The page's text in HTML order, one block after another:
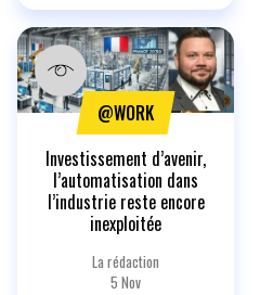
@WORK
Investissement d’avenir,
l’automatisation dans
l’industrie reste encore
inexploitée
La rédaction
5 Nov